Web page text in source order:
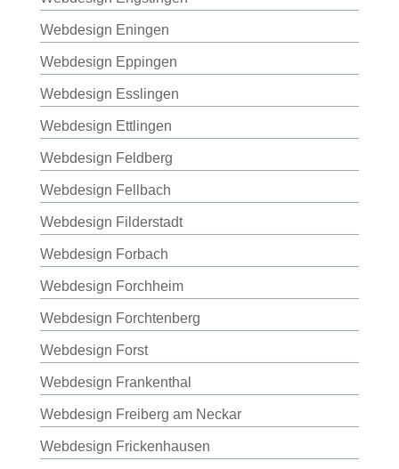
Webdesign Eningen
Webdesign Eppingen
Webdesign Esslingen
Webdesign Ettlingen
Webdesign Feldberg
Webdesign Fellbach
Webdesign Filderstadt
Webdesign Forbach
Webdesign Forchheim
Webdesign Forchtenberg
Webdesign Forst
Webdesign Frankenthal
Webdesign Freiberg am Neckar
Webdesign Frickenhausen